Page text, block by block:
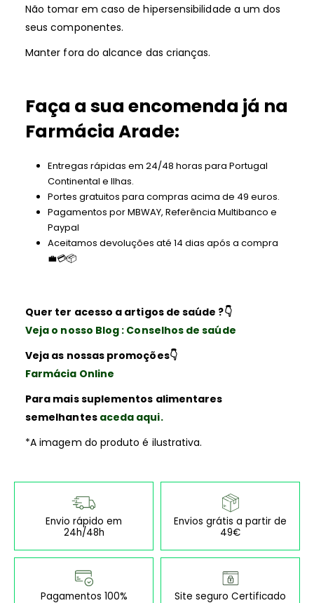
Não tomar em caso de hipersensibilidade a um dos
seus componentes.
Manter fora do alcance das crianças.
Faça a sua encomenda já na
Farmácia Arade:
Entregas rápidas em 24/48 horas para Portugal
Continental e Ilhas.
Portes gratuitos para compras acima de 49 euros.
Pagamentos por MBWAY, Referência Multibanco e
Paypal
Aceitamos devoluções até 14 dias após a compra
💼💳📦
Quer ter acesso a artigos de saúde ?👇
Veja o nosso Blog : Conselhos de saúde
Veja as nossas promoções👇
Farmácia Online
Para mais suplementos alimentares
semelhantes aceda aqui.
*A imagem do produto é ilustrativa.
Envio rápido em
24h/48h
Envios grátis a partir de
49€
Pagamentos 100%
Site seguro Certificado